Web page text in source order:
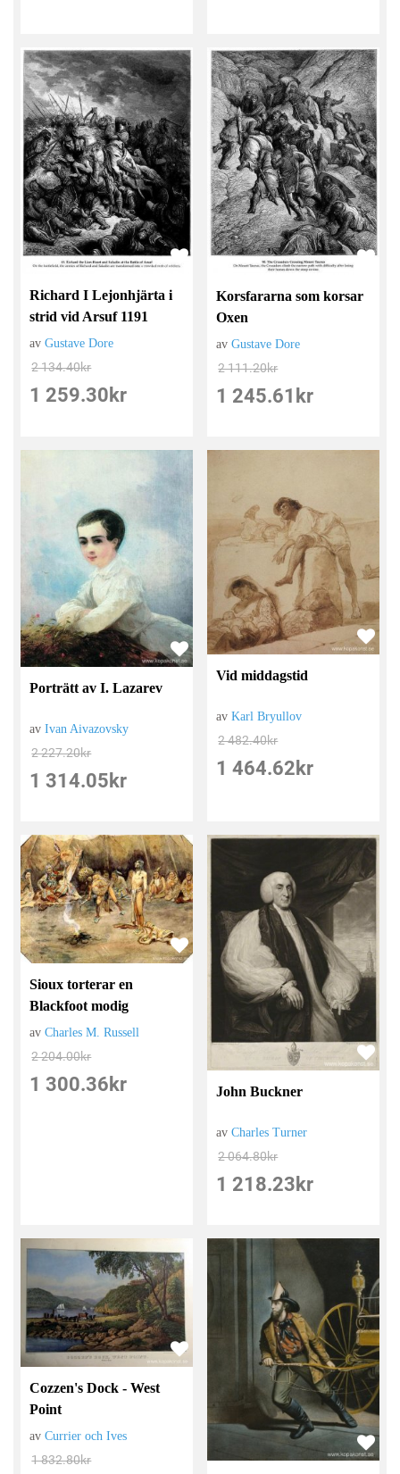
Richard I Lejonhjärta i
strid vid Arsuf 1191
avGustave Dore
2 134.40kr
1 259.30 kr
Korsfararna som korsar
Oxen
avGustave Dore
2 111.20kr
1 245.61 kr
Porträtt av I. Lazarev
avIvan Aivazovsky
2 227.20kr
1 314.05 kr
Vid middagstid
avKarl Bryullov
2 482.40kr
1 464.62 kr
Sioux torterar en
Blackfoot modig
avCharles M. Russell
2 204.00kr
1 300.36 kr John Buckner
avCharles Turner
2 064.80kr
1 218.23 kr
Cozzen's Dock - West
Point
avCurrier och Ives
1 832.80kr